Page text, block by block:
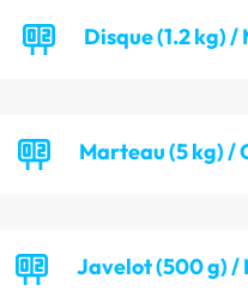
Disque (1.2 kg) /
Marteau (5 kg) /
Javelot (500 g) /